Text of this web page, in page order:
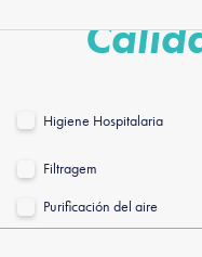
Higiene Hospitalaria
Filtragem
Purificación del aire